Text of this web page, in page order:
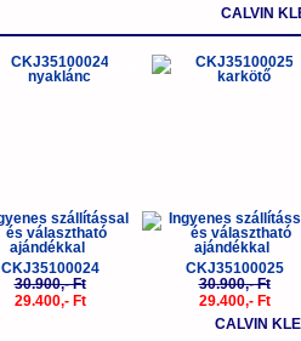
CALVIN
-5%
CKJ35100024
30.900,- Ft
29.400,- Ft
-
CKJ35100025
30.900,- Ft
29.400,- Ft
CALVIN